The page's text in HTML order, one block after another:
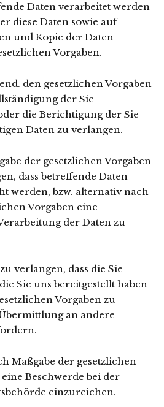
Daten verarbeitet werden
diese Daten sowie auf
und Kopie der Daten
Vorgaben.
den gesetzlichen Vorgaben
der Sie
die Berichtigung der Sie
Daten zu verlangen.
der gesetzlichen Vorgaben
dass betreffende Daten
werden, bzw. alternativ nach
Vorgaben eine
der Daten zu
verlangen, dass die Sie
Sie uns bereitgestellt haben
Vorgaben zu
an andere
Maßgabe der gesetzlichen
Beschwerde bei der
einzureichen.